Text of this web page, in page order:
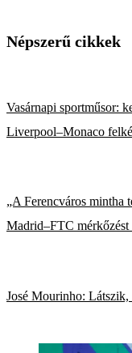
Népszerű cikkek
Vasárnapi sportműsor:
Liverpool–Monaco
„A Ferencváros mintha
Madrid–FTC
José Mourinho: Látszik,